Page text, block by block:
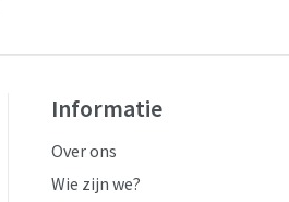
Informatie
Over ons
Wie zijn we?